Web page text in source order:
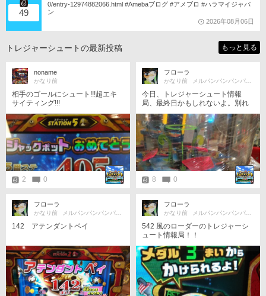
49
0/entry-12974882066.html #Amebaブログ #アメブロ #ハラマイジャパ
ン
2026年08月06日
トレジャーシュートの最新投稿 もっと見る
noname
かなり前
相手のゴールにシュート!!!超エキ
サイティング!!!
2 0
フローラ
かなり前 メルパンパンパンパンパンパカパン❗
今日、トレジャーシュート情報
局、最終日かもしれないよ。別れ
は突然やってくる。他店に移動す
る。他にも、海物語ｲﾝ沖縄も、他
店に移動する。サヨナラは言わな
い。風のローダーのトレジャーシ
ュート情報局！！また、投稿でき
る日をお楽しみに。またな！
8 0
フローラ
かなり前 メルパンパンパンパンパンパカパン❗
142 アテンダントペイ
フローラ
かなり前 メルパンパンパンパンパンパカパン❗
542 風のローダーのトレジャーシ
ュート情報局！！